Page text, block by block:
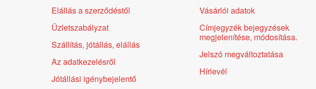
Elállás a szerződéstől
Üzletszabályzat
Szállítás, jótállás, elállás
Az adatkezelésről
Jótállási igénybejelentő
Vásárlói adatok
Címjegyzék bejegyzések
megjelenítése, módosítása.
Jelszó megváltoztatása
Hírlevél